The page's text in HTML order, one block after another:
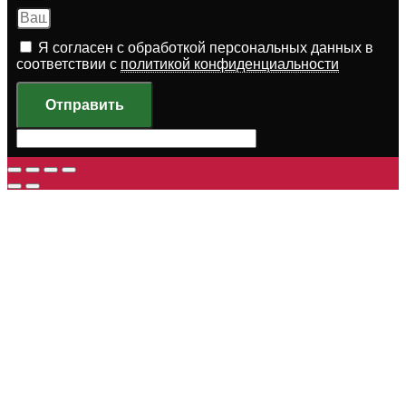
Я согласен с обработкой персональных данных в
соответствии с политикой конфиденциальности
Отправить